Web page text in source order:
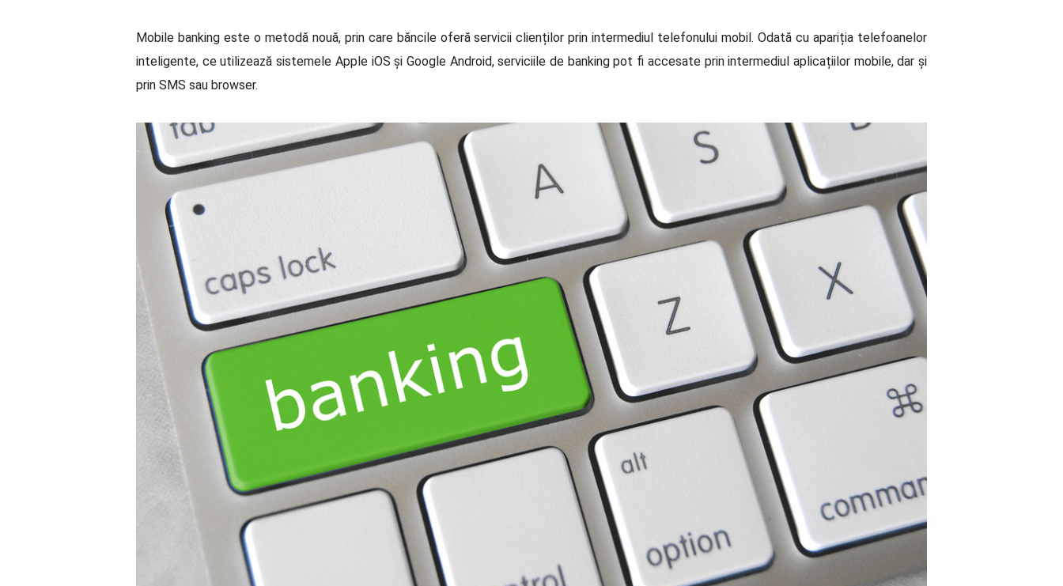
Mobile banking este o metodă nouă, prin care băncile oferă servicii clienților prin intermediul telefonului mobil. Odată cu apariția telefoanelor
inteligente, ce utilizează sistemele Apple iOS și Google Android, serviciile de banking pot fi accesate prin intermediul aplicațiilor mobile, dar și
prin SMS sau browser.